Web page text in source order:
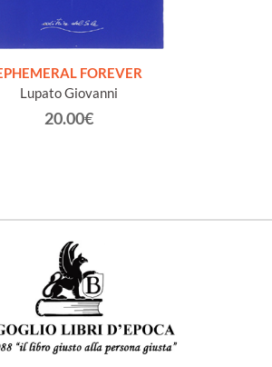
FOREVER
Lupato Giovanni
20.00€